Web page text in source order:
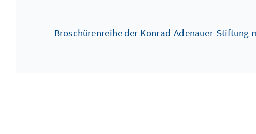
Broschürenreihe der Konrad-Adenauer-Stiftung